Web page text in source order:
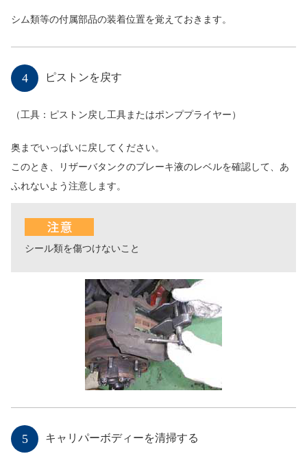
シム類等の付属部品の装着位置を覚えておきます。
4 ピストンを戻す
（工具：ピストン戻し工具またはポンププライヤー）
奥までいっぱいに戻してください。
このとき、リザーバタンクのブレーキ液のレベルを確認して、あ
ふれないよう注意します。
シール類を傷つけないこと
5 キャリパーボディーを清掃する